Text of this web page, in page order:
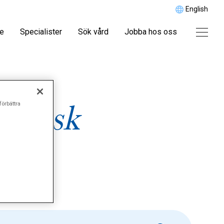
English
Specialister Sök vård Jobba hos oss